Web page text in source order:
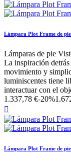
Lámpara Plot Frame de pie
Lámparas de pie
La inspiración detrás
movimiento y
luminiscentes tiene
interactuar con el
1.337,78 €-20%

Lámpara Plot Frame de pie